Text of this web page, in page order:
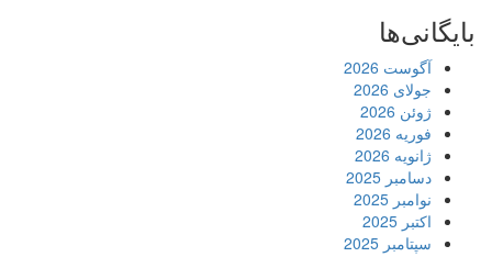
بایگانی‌ها
آگوست 2026
جولای 2026
ژوئن 2026
فوریه 2026
ژانویه 2026
دسامبر 2025
نوامبر 2025
اکتبر 2025
سپتامبر 2025